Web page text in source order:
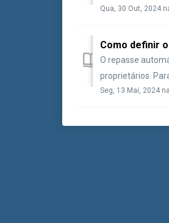
Qua, 30 Out, 2024
Como definir
O repasse
proprietários.
Seg, 13 Mai, 2024